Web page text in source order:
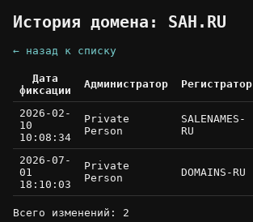
История домена: SAH.RU
← назад к списку
Дата
фиксации
Администратор Регистратор
2026-02-
10
10:08:34
Private
Person
SALENAMES-
RU
2026-07-
01
18:10:03
Private
Person
DOMAINS-RU
Всего изменений: 2